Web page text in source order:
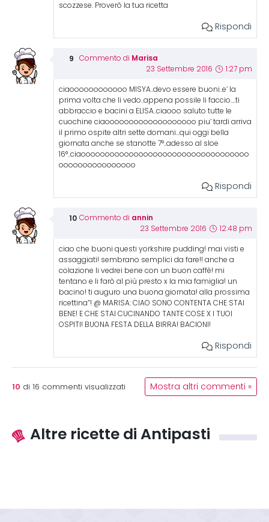
scozzese. Proverò la tua ricetta
Rispondi
Commento di Marisa
23 Settembre 2016 1:27 pm
ciaoooooooooooo MISYA..devo essere buoni..e’ la
prima volta che li vedo..appena possile li faccio….ti
abbraccio e bacini a ELISA..ciaooo saluto tutte le
cuochine ciaooooooooooooooooooo piu’ tardi arriva
il primo ospite altri sette domani…qui oggi bella
giornata anche se stanotte 7°..adesso al sloe
16°..ciaooooooooooooooooooooooooooooooooooo
oooooooooooooooo
Rispondi
Commento di annin
23 Settembre 2016 12:48 pm
ciao che buoni questi yorkshire pudding! mai visti e
assaggiati! sembrano semplici da fare!! anche a
colazione li vedrei bene con un buon caffè! mi
tentano e li farò al più presto x la mia famiglia! un
bacino! ti auguro una buona giornata! alla prossima
ricettina”! @ MARISA: CIAO SONO CONTENTA CHE STAI
BENE! E CHE STAI CUCINANDO TANTE COSE X I TUOI
OSPITI! BUONA FESTA DELLA BIRRA! BACIONI!
Rispondi
10 di 16 commenti visualizzati Mostra altri commenti »
Altre ricette di Antipasti